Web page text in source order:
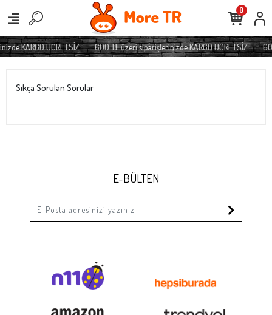
KARGO ÜCRETSİZ 600 TL üzeri siparişlerinizde KARGO ÜCRETSİZ
0
Sıkça Sorulan Sorular
E-BÜLTEN